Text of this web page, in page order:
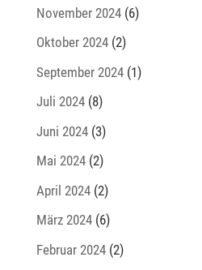
November 2024(6)
Oktober 2024(2)
September 2024(1)
Juli 2024(8)
Juni 2024(3)
Mai 2024(2)
April 2024(2)
März 2024(6)
Februar 2024(2)